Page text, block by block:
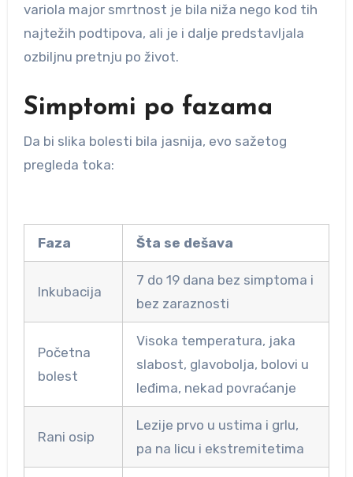
variola major smrtnost je bila niža nego kod tih
najtežih podtipova, ali je i dalje predstavljala
ozbiljnu pretnju po život.
Simptomi po fazama
Da bi slika bolesti bila jasnija, evo sažetog
pregleda toka:
Faza Šta se dešava
Inkubacija
7 do 19 dana bez simptoma i
bez zaraznosti
Početna
bolest
Visoka temperatura, jaka
slabost, glavobolja, bolovi u
leđima, nekad povraćanje
Rani osip
Lezije prvo u ustima i grlu,
pa na licu i ekstremitetima